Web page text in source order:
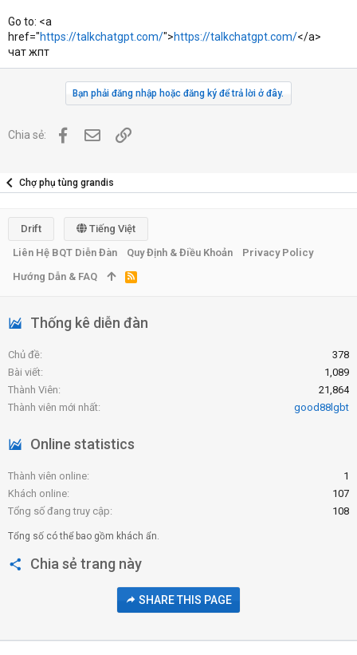
Go to: <a
href="https://talkchatgpt.com/">https://talkchatgpt.com/</a>
чат жпт
Bạn phải đăng nhập hoặc đăng ký để trả lời ở đây.
Chia sẻ: FacebookĐịa chỉ Email
Link
Chợ phụ tùng grandis
Thống kê diễn đàn
Chủ đề
378
Bài viết
1,089
Thành Viên
21,864
Thành viên mới nhất
good88lgbt
Online statistics
Thành viên online
1
Khách online
107
Tổng số đang truy cập
108
Tổng số có thể bao gồm khách ẩn.
Chia sẻ trang này
SHARE THIS PAGE
Drift
Tiếng Việt
Liên Hệ BQT Diễn Đàn
Quy Định & Điều Khoản
Privacy Policy
Hướng Dẫn & FAQ
R
S